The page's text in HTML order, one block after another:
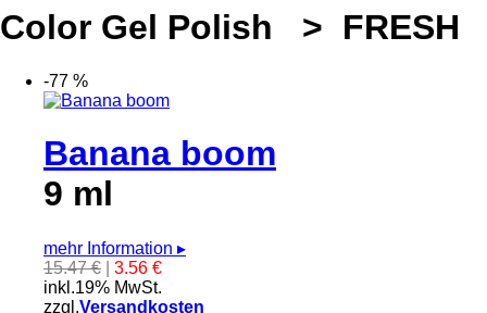
Color Gel Polish > FRESH
-77 %
Banana boom
9 ml
mehr Information ▸
15.47 €
3.56 €
inkl.19% MwSt.
zzgl.Versandkosten